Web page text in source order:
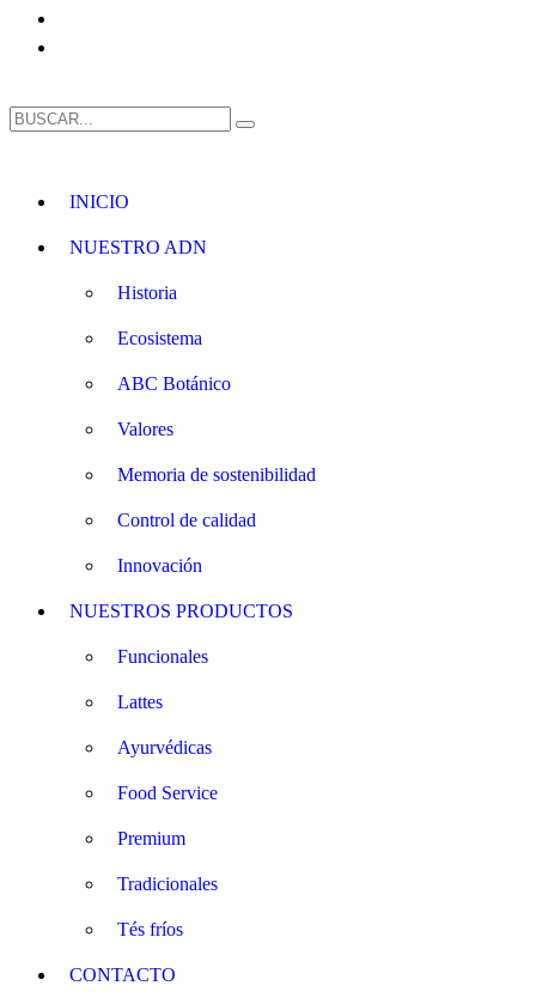
INICIO
NUESTRO ADN
Historia
Ecosistema
ABC Botánico
Valores
Memoria de sostenibilidad
Control de calidad
Innovación
NUESTROS PRODUCTOS
Funcionales
Lattes
Ayurvédicas
Food Service
Premium
Tradicionales
Tés fríos
CONTACTO